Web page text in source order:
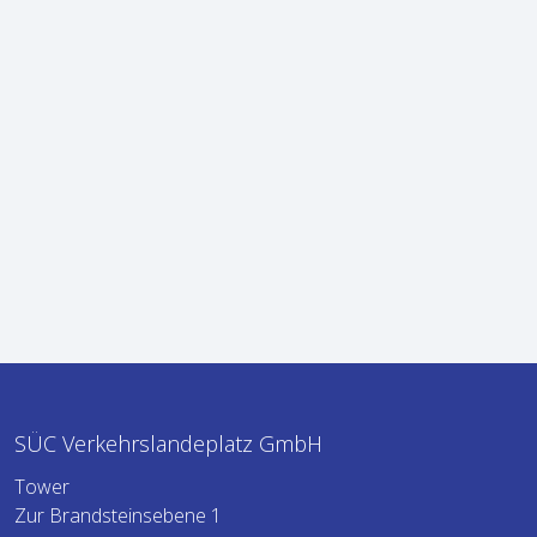
SÜC Verkehrslandeplatz GmbH
Tower
Zur Brandsteinsebene 1